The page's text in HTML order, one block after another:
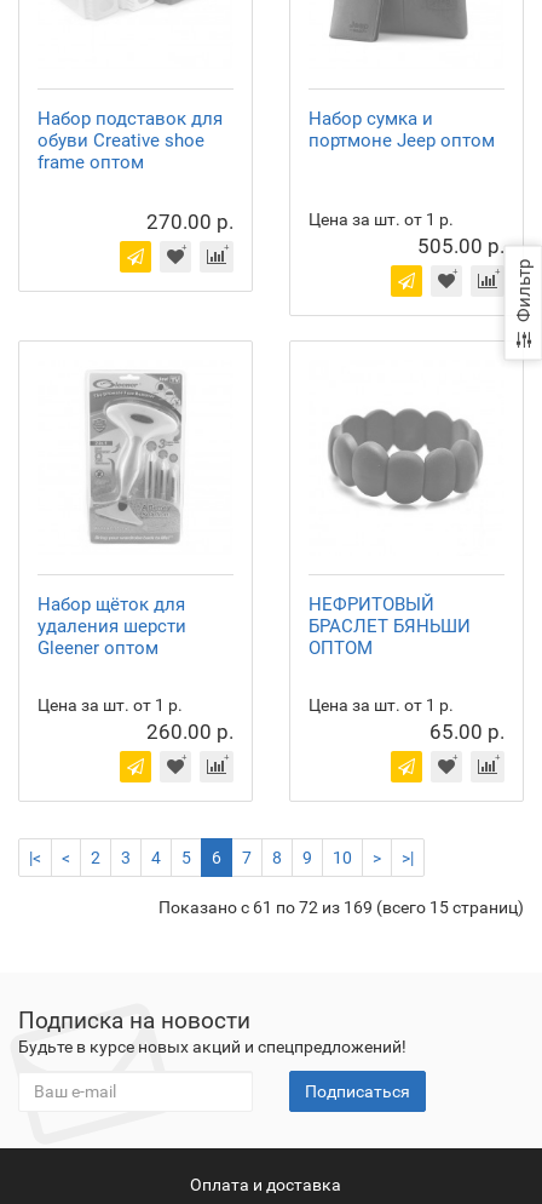
Фильтр
Набор подставок для
обуви Creative shoe
frame оптом
270.00 р.
Набор сумка и
портмоне Jeep оптом
Цена за шт. от 1 р.
505.00 р.
Набор щёток для
удаления шерсти
Gleener оптом
Цена за шт. от 1 р.
260.00 р.
НЕФРИТОВЫЙ
БРАСЛЕТ БЯНЬШИ
ОПТОМ
Цена за шт. от 1 р.
65.00 р.
|< < 2 3 4 5 6 7 8 9 10 > >|
Показано с 61 по 72 из 169 (всего 15 страниц)
Подписка на новости
Будьте в курсе новых акций и спецпредложений!
Подписаться
Оплата и доставка